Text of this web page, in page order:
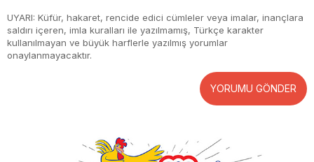
UYARI: Küfür, hakaret, rencide edici cümleler veya imalar, inançlara
saldırı içeren, imla kuralları ile yazılmamış, Türkçe karakter
kullanılmayan ve büyük harflerle yazılmış yorumlar
onaylanmayacaktır.
YORUMU GÖNDER